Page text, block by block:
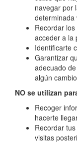
navegar por
determinada
Recordar
acceder a la
Identificarte
Garantizar
adecuado
algún
NO se utilizan
Recoger
hacerte
Recordar
visitas